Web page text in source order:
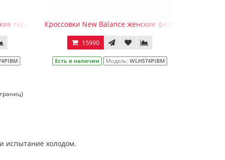
серо-оранжевые зимние
Кроссовки New Balance женские фиолетовые
15990
Есть в наличии Модель: WLH574PIBM
испытание холодом.